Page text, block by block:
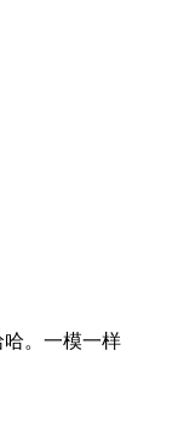
。一模一样